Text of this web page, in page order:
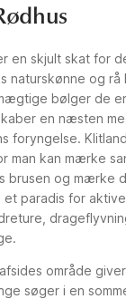
en skjult skat for
naturskønne og rå
bølger de
en næsten
foryngelse.
man kan mærke
brusen og mærke
et paradis for
område
søger i en